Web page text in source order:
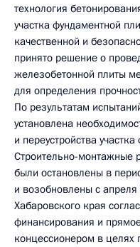
технология
участка фундаментной
качественной и
принято решение о
железобетонной плиты
для определения
По результатам
установлена
и переустройства
Строительно-монтажные
были остановлены в
и возобновлены с
Хабаровского края
финансирования и
концессионером в целях